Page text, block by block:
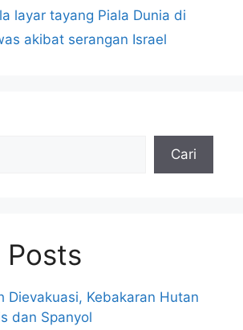
layar tayang Piala Dunia di
akibat serangan Israel
Cari
Posts
Dievakuasi, Kebakaran Hutan
dan Spanyol